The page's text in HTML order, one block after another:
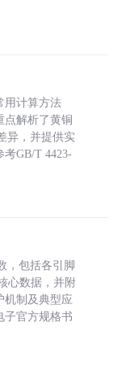
用计算方法
点解析了黄铜
异，并提供实
GB/T 4423-
，包括各引脚
心数据，并附
机制及典型应
子官方规格书